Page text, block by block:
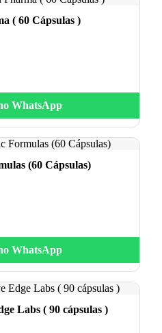
( 60 Cápsulas )
WhatsApp
(60 Cápsulas)
WhatsApp
Labs ( 90 cápsulas )